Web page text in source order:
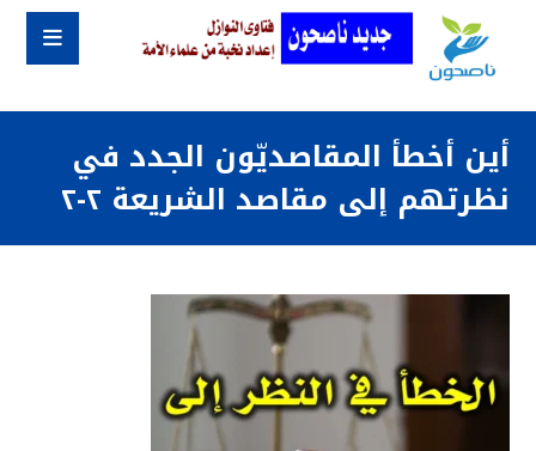
أين أخطأ المقاصديّون الجدد في
نظرتهم إلى مقاصد الشريعة ٢-٢